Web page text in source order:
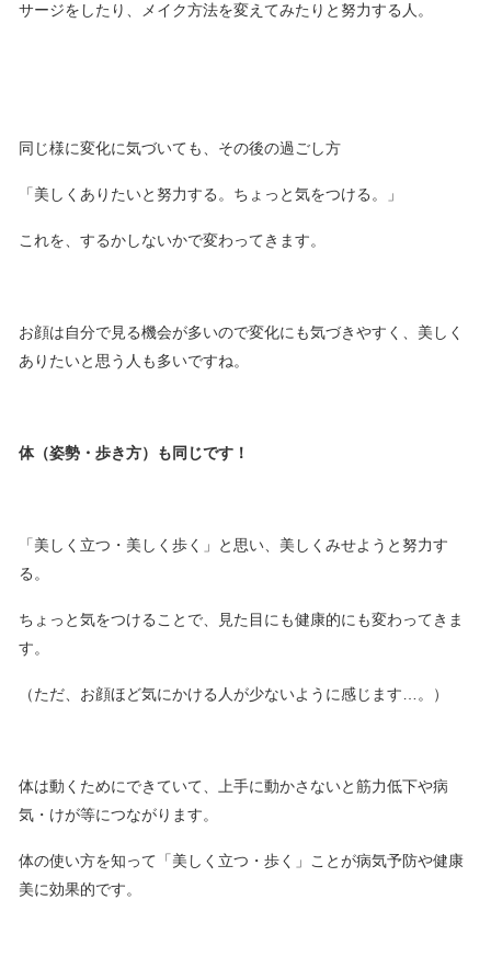
サージをしたり、メイク方法を変えてみたりと努力する人。
同じ様に変化に気づいても、その後の過ごし方
「美しくありたいと努力する。ちょっと気をつける。」
これを、するかしないかで変わってきます。
お顔は自分で見る機会が多いので変化にも気づきやすく、美しく
ありたいと思う人も多いですね。
体（姿勢・歩き方）も同じです！
「美しく立つ・美しく歩く」と思い、美しくみせようと努力す
る。
ちょっと気をつけることで、見た目にも健康的にも変わってきま
す。
（ただ、お顔ほど気にかける人が少ないように感じます…。）
体は動くためにできていて、上手に動かさないと筋力低下や病
気・けが等につながります。
体の使い方を知って「美しく立つ・歩く」ことが病気予防や健康
美に効果的です。